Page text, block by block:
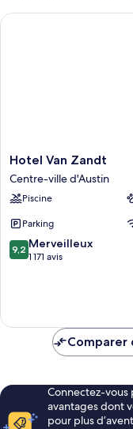
Suite
One
Hotel
Van
Zandt
Centre-
d'Austin
Hotel Van Zandt
Centre-ville d'Austin
Piscine
Parking
9.2
sur
9,2 Merveilleux
1 171 avis
Hotel Van Zandt
Comparer
Connectez-vous
avantages dont
pour plus